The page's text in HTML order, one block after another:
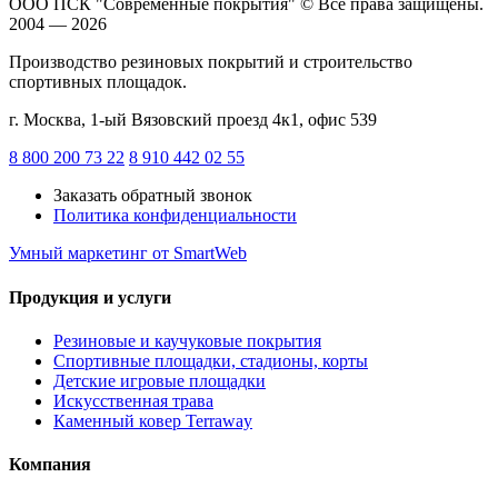
ООО ПСК "Современные покрытия" © Все права защищены.
2004 — 2026
Производство резиновых покрытий и строительство
спортивных площадок.
г. Москва, 1-ый Вязовский проезд 4к1, офис 539
8 800 200 73 22 8 910 442 02 55
Заказать обратный звонок
Политика конфиденциальности
Умный маркетинг от SmartWeb
Продукция и услуги
Резиновые и каучуковые покрытия
Спортивные площадки, стадионы, корты
Детские игровые площадки
Искусственная трава
Каменный ковер Terraway
Компания